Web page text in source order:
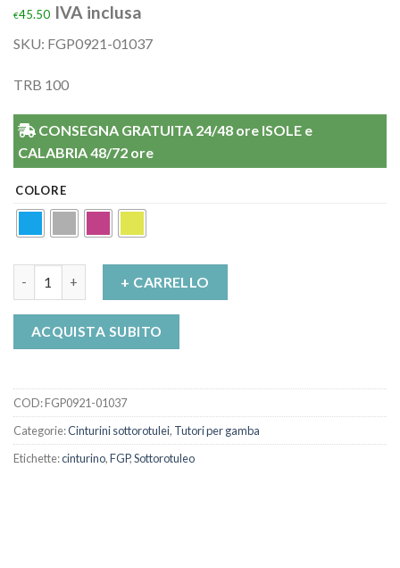
€45.50 IVA inclusa
SKU: FGP0921-01037
TRB 100
CONSEGNA GRATUITA 24/48 ore ISOLE e
CALABRIA 48/72 ore
COLORE
+ CARRELLO
ACQUISTA SUBITO
COD:FGP0921-01037
Categorie:Cinturini sottorotulei, Tutori per gamba
Etichette:cinturino,FGP,Sottorotuleo